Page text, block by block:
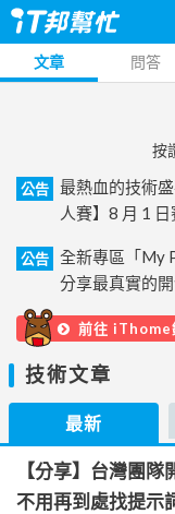
文章 問答
按
公告
最熱血的技術
人賽】8 月 1
公告
全新專區「My
分享最真實的
前往 iThome
技術文章
最新
【分享】台灣團
不用再到處找提示